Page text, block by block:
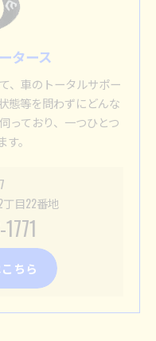
タース
、車のトータルサポー
態等を問わずにどんな
っており、一つひとつ
。
目22番地
ちら